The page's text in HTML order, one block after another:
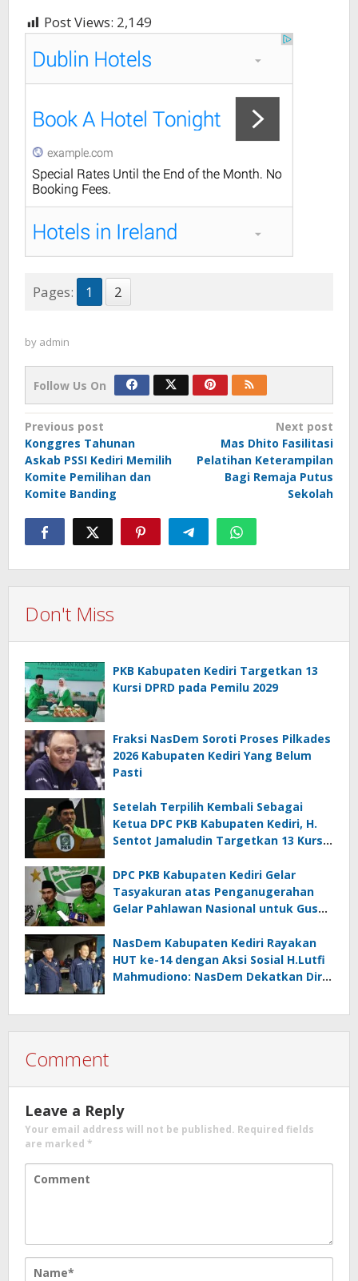
Post Views: 2,149
Pages: 1 2
by admin
Follow Us On
Post
navigation
Previous post
Konggres Tahunan
Askab PSSI Kediri Memilih
Komite Pemilihan dan
Komite Banding
Next post
Mas Dhito Fasilitasi
Pelatihan Keterampilan
Bagi Remaja Putus
Sekolah
Don't Miss
PKB Kabupaten Kediri Targetkan 13
Kursi DPRD pada Pemilu 2029
Fraksi NasDem Soroti Proses Pilkades
2026 Kabupaten Kediri Yang Belum
Pasti
Setelah Terpilih Kembali Sebagai
Ketua DPC PKB Kabupaten Kediri, H.
Sentot Jamaludin Targetkan 13 Kursi
DPC PKB Kabupaten Kediri Gelar
Tasyakuran atas Penganugerahan
Gelar Pahlawan Nasional untuk Gus
NasDem Kabupaten Kediri Rayakan
HUT ke-14 dengan Aksi Sosial H.Lutfi
Mahmudiono: NasDem Dekatkan Diri
Comment
Leave a Reply
Your email address will not be published. Required fields
are marked *